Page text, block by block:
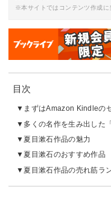
※本サイトではコンテンツ作成に
目次
まずはAmazon Kindleの
多くの名作を生み出した
夏目漱石作品の魅力
夏目漱石のおすすめ作品
夏目漱石作品の売れ筋ラ